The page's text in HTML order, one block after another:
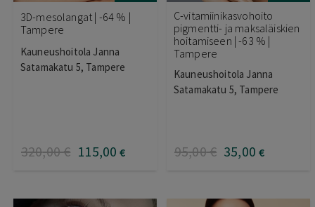
3D-mesolangat | -64 % |
Tampere
Kauneushoitola Janna
Satamakatu 5, Tampere
320,00€ 115,00 €
C-vitamiinikasvohoito
pigmentti- ja maksaläiskien
hoitamiseen | -63 % |
Tampere
Kauneushoitola Janna
Satamakatu 5, Tampere
95,00€ 35,00 €